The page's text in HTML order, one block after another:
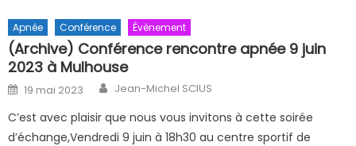
Apnée Conférence Évènement
(Archive) Conférence rencontre apnée 9 juin
2023 à Mulhouse
Posted on
19 mai 2023 Author
Jean-Michel SCIUS
C’est avec plaisir que nous vous invitons à cette soirée
d’échange,Vendredi 9 juin à 18h30 au centre sportif de